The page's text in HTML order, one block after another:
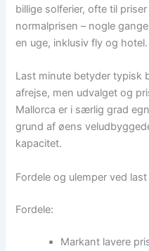
billige solferier, ofte til
normalprisen – nogle
en uge, inklusiv fly og hotel.
Last minute betyder typisk
afrejse, men udvalget og
Mallorca er i særlig grad
grund af øens
kapacitet.
Fordele og ulemper ved
Fordele:
Markant lavere